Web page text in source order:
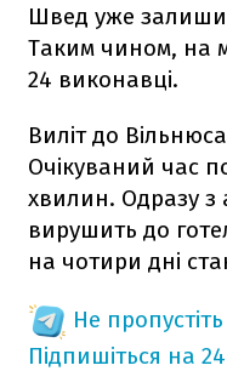
Швед уже
Таким чином, на
24 виконавці.
Виліт до
Очікуваний час
хвилин. Одразу з
вирушить до
на чотири дні
Не
Підпишіться на